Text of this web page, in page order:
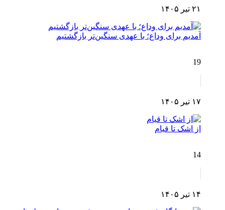
۲۱ تیر ۱۴۰۵
آمدیم برای وداع؛ با عهدی سنگین‌تر بازگشتیم
19
۱۷ تیر ۱۴۰۵
از اشک تا قیام
14
۱۴ تیر ۱۴۰۵